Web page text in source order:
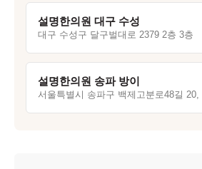
설명한의원 대구 수성
대구 수성구 달구벌대로 2379 2층 3층
설명한의원 송파 방이
서울특별시 송파구 백제고분로48길 20,